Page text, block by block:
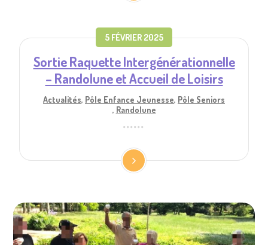
5 FÉVRIER 2025
Sortie Raquette Intergénérationnelle
– Randolune et Accueil de Loisirs
Actualités, Pôle Enfance Jeunesse, Pôle Seniors
, Randolune